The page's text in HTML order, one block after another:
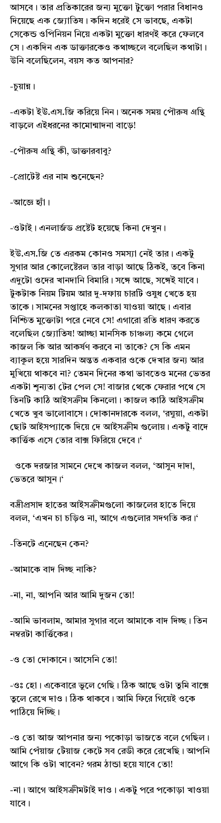
আসবে। তার প্রতিকারের জন্য মুক্তো টুক্তো পরার বিধানও
দিয়েছে এক জ্যোতিষ। কদিন ধরেই সে ভাবছে, একটা
সেকেন্ড ওপিনিয়ন নিয়ে একটা মুক্তো ধারণই করে ফেলবে
সে। একদিন এক ডাক্তারকেও কথাচ্ছলে বলেছিল কথাটা।
উনি বলেছিলেন, বয়স কত আপনার?
-চুয়ান্ন।
-একটা ইউ.এস.জি করিয়ে নিন। অনেক সময় পৌরুষ গ্রন্থি
বাড়লে এইধরনের কামোন্মাদনা বাড়ে!
-পৌরুষ গ্রন্থি কী, ডাক্তারবাবু?
-প্রোটেষ্ট এর নাম শুনেছেন?
-আজ্ঞে হ্যাঁ।
-ওটাই। এনলার্জড প্রষ্টেট হয়েছে কিনা দেখুন।
ইউ.এস.জি তে এরকম কোনও সমস্যা নেই তার। একটু
সুগার আর কোলেষ্টেরল তার বাড়া আছে ঠিকই, তবে কিনা
এদুটো ওদের খানদানি বিমারি। সঙ্গে আছে, সঙ্গেই যাবে।
টুকটাক নিয়ম টিয়ম আর দু-দফায় চারটি ওষুধ খেতে হয়
তাকে। সামনের সপ্তাহে কলকাতা যাওয়া আছে। এবার
নিশ্চিত মুক্তোটা পরে নেবে সে! এগারো রতি ধারণ করতে
বলেছিল জ্যোতিষ! আচ্ছা মানসিক চাঞ্চল্য কমে গেলে
কাজল কি আর আকর্ষণ করবে না তাকে? সে কি এমন
ব্যাকূল হয়ে সারদিন অন্তত একবার ওকে দেখার জন্য আর
মুখিয়ে থাকবে না? তেমন দিনের কথা ভাবতেও মনের ভেতর
একটা শূন্যতা টের পেল সে! বাজার থেকে ফেরার পথে সে
তিনটি কাঠি আইসক্রীম কিনলো। কাজল কাঠি আইসক্রীম
খেতে খুব ভালোবাসে। দোকানদারকে বলল, ‘রঘুয়া, একটা
ছোট আইসপ্যাকে দিয়ে দে আইসক্রীম গুলোয়। একটু বাদে
কার্ত্তিক এসে তোর বাক্স ফিরিয়ে দেবে।‘
ওকে দরজার সামনে দেখে কাজল বলল, ‘আসুন দাদা,
ভেতরে আসুন।‘
বদ্রীপ্রসাদ হাতের আইসক্রীমগুলো কাজলের হাতে দিয়ে
বলল, ‘এখন চা চড়িও না, আগে এগুলোর সদগতি কর।‘
-তিনটে এনেছেন কেন?
-আমাকে বাদ দিচ্ছ নাকি?
-না, না, আপনি আর আমি দুজন তো!
-আমি ভাবলাম, আমার সুগার বলে আমাকে বাদ দিচ্ছ। তিন
নম্বরটা কার্ত্তিকের।
-ও তো দোকানে। আসেনি তো!
-ওঃ হো। একেবারে ভুলে গেছি। ঠিক আছে ওটা তুমি বাক্সে
তুলে রেখে দাও। ঠিক থাকবে। আমি ফিরে গিয়েই ওকে
পাঠিয়ে দিচ্ছি।
-ও তো আজ আপনার জন্য পকোড়া ভাজতে বলে গেছিল।
আমি পেঁয়াজ টেঁয়াজ কেটে সব রেডী করে রেখেছি। আপনি
আগে কি ওটা খাবেন? গরম ঠান্ডা হয়ে যাবে তো!
-না। আগে আইসক্রীমটাই দাও। একটু পরে পকোড়া খাওয়া
যাবে।